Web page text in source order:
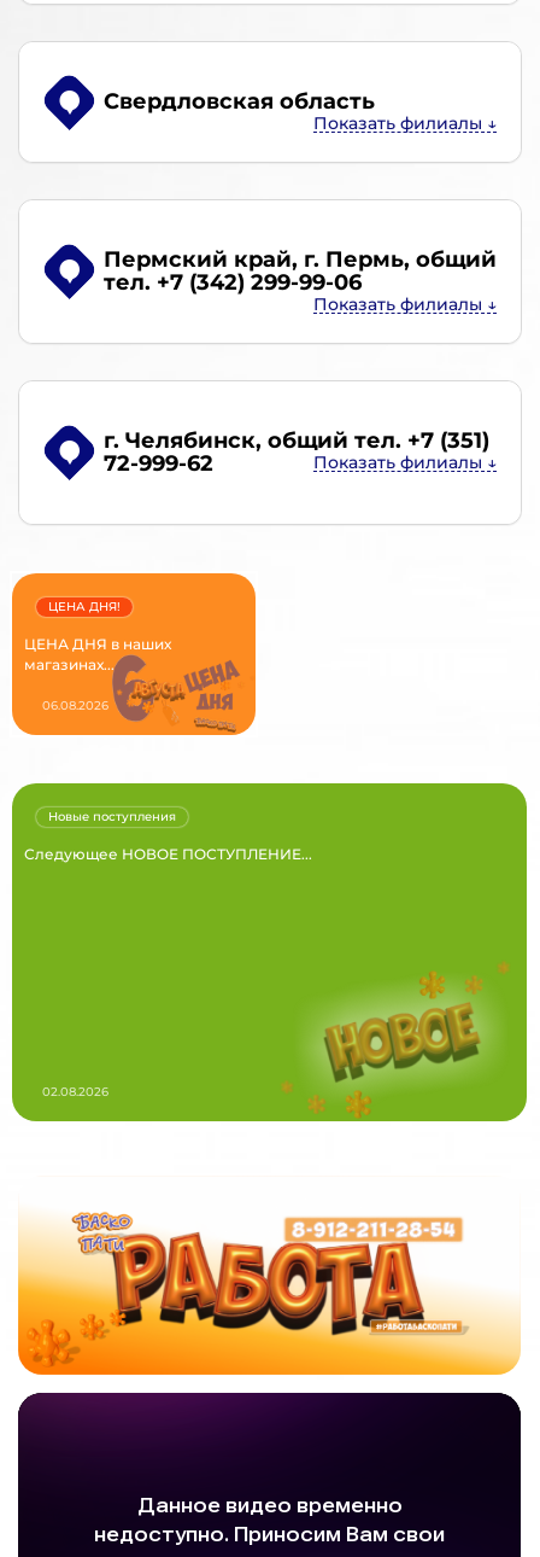
Свердловская область
Пермский край, г. Пермь, общий
тел. +7 (342) 299-99-06
г. Челябинск, общий тел. +7 (351)
72-999-62
ЦЕНА ДНЯ в наших
магазинах...
ЦЕНА ДНЯ!
06.08.2026
Следующее НОВОЕ ПОСТУПЛЕНИЕ...
Новые поступления
02.08.2026